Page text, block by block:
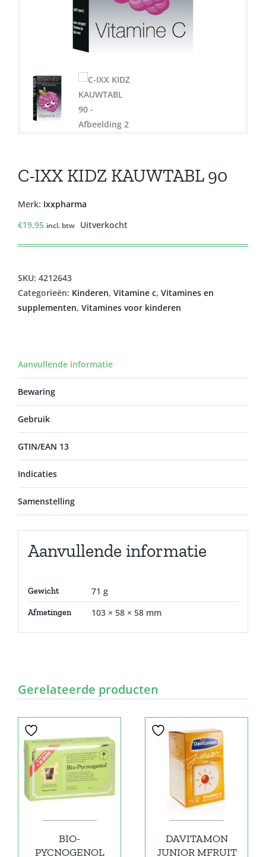
C-IXX KIDZ KAUWTABL 90
Merk: Ixxpharma
€19,95 incl. btw Uitverkocht
SKU: 4212643
Categorieën: Kinderen, Vitamine c, Vitamines en
supplementen, Vitamines voor kinderen
Aanvullende informatie
Bewaring
Gebruik
GTIN/EAN 13
Indicaties
Samenstelling
Aanvullende informatie
Gewicht 71 g
Afmetingen 103 × 58 × 58 mm
Gerelateerde producten
BIO-
PYCNOGENOL
DAVITAMON
JUNIOR MFRUIT